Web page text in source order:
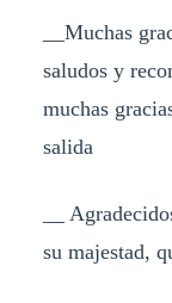
__Muchas
saludos y
muchas
salida
__
su majestad,